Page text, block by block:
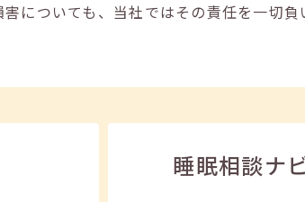
についても、当社ではその責任を一切
睡眠相談ナ